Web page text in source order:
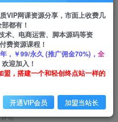
评论
VIP网课资源分享，市面上收费几
都有！
术、电商运营、脚本源码等资
费资源课程！
，￥99/永久 (推广佣金70%)， 全
迎加入！
盟，搭建一个和轻创终点站一样的
开通VIP会员 加盟当站长